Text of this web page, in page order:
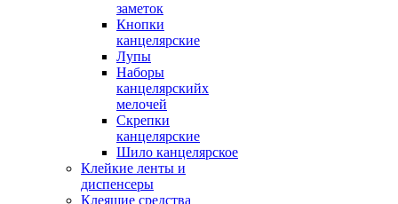
заметок
Кнопки
канцелярские
Лупы
Наборы
канцелярскийх
мелочей
Скрепки
канцелярские
Шило канцелярское
Клейкие ленты и
диспенсеры
Клеящие средства